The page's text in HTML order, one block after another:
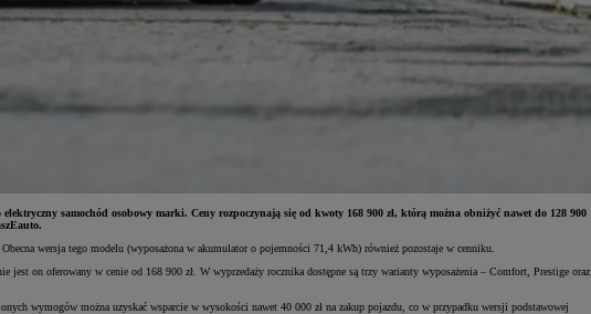
samochód osobowy marki. Ceny rozpoczynają się od kwoty 168 900 zł, którą można obniżyć nawet do 128 900
wersja tego modelu (wyposażona w akumulator o pojemności 71,4 kWh) również pozostaje w cenniku.
on oferowany w cenie od 168 900 zł. W wyprzedaży rocznika dostępne są trzy warianty wyposażenia – Comfort, Prestige oraz
wymogów można uzyskać wsparcie w wysokości nawet 40 000 zł na zakup pojazdu, co w przypadku wersji podstawowej